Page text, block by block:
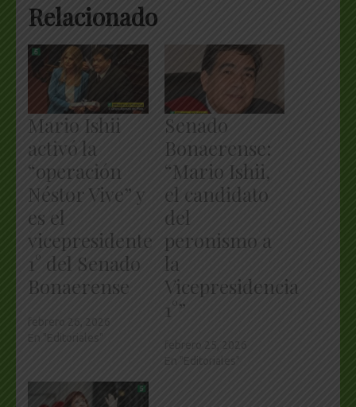
Relacionado
Mario Ishii
activó la
“operación
Néstor Vive” y
es el
vicepresidente
1° del Senado
Bonaerense
Senado
Bonaerense:
“Mario Ishii,
el candidato
del
peronismo a
la
Vicepresidencia
1°”